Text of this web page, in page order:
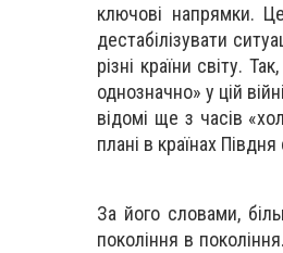
ключові напрямки.
дестабілізувати
різні країни світу.
однозначно» у цій
відомі ще з часів
плані в країнах
За його словами,
покоління в